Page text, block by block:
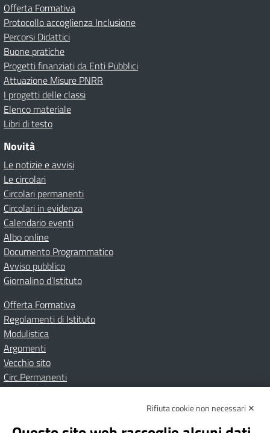
Offerta Formativa
Protocollo accoglienza Inclusione
Percorsi Didattici
Buone pratiche
Progetti finanziati da Enti Pubblici
Attuazione Misure PNRR
I progetti delle classi
Elenco materiale
Libri di testo
Novità
Le notizie e avvisi
Le circolari
Circolari permanenti
Circolari in evidenza
Calendario eventi
Albo online
Documento Programmatico
Avviso pubblico
Giornalino d’Istituto
Offerta Formativa
Regolamenti di Istituto
Modulistica
Argomenti
Vecchio sito
Circ.Permanenti
Albo onlinePrivacy Policy
Dichiarazione di accessibilità
Note Legali
Rifiuta cookie non necessari ✕